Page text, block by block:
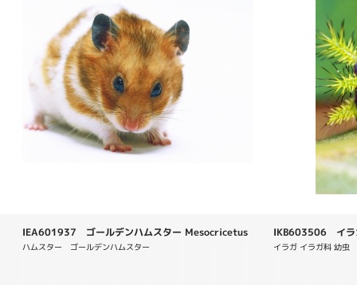
IEA601937 ゴールデンハムスター Mesocricetus
auratus
ハムスター　ゴールデンハムスター
IKB603506 イラ
イラガ イラガ科 幼虫